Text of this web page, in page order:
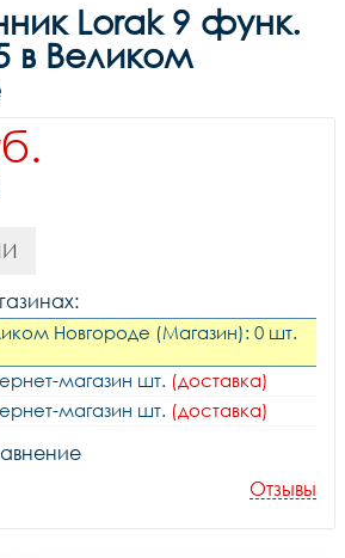
Lorak 9 функ.
в Великом
Новгороде (Магазин): 0 шт.
магазин шт. (доставка)
магазин шт. (доставка)
Отзывы